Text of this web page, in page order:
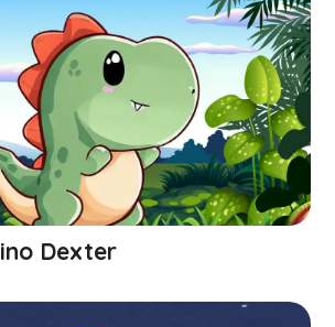
Dexter